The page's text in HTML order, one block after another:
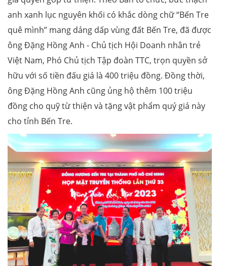
anh xanh lục nguyên khối có khắc dòng chữ “Bến Tre
quê mình” mang dáng dấp vùng đất Bến Tre, đã được
ông Đặng Hồng Anh - Chủ tịch Hội Doanh nhân trẻ
Việt Nam, Phó Chủ tịch Tập đoàn TTC, trọn quyền sở
hữu với số tiền đấu giá là 400 triệu đồng. Đồng thời,
ông Đặng Hồng Anh cũng ủng hộ thêm 100 triệu
đồng cho quỹ từ thiện và tặng vật phẩm quý giá này
cho tỉnh Bến Tre.